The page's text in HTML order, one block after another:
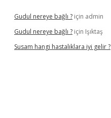
Gudul nereye bağlı ? için admin
Gudul nereye bağlı ? için Işıktaş
Susam hangi hastalıklara iyi gelir ?